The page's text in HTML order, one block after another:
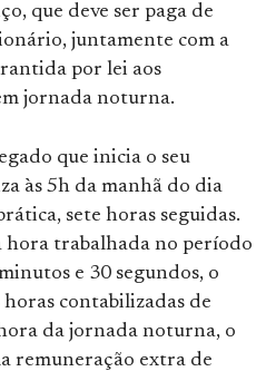
que deve ser paga de
juntamente com a
por lei aos
jornada noturna.
que inicia o seu
às 5h da manhã do dia
sete horas seguidas.
hora trabalhada no período
e 30 segundos, o
contabilizadas de
da jornada noturna, o
remuneração extra de